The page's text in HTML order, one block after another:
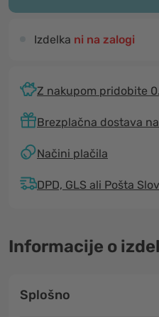
Izdelka ni na zalogi
Z nakupom pridobite
Brezplačna dostava
Načini plačila
DPD, GLS ali Pošta
Informacije o
Splošno